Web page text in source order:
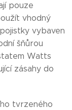
pouze
vhodný
vybaven
šňůrou
Watts
zásahy do
tvrzeného